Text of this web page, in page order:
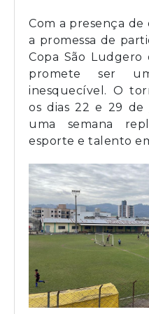
Com a presença
a promessa de
Copa São
promete ser
inesquecível. O
os dias 22 e 29
uma semana
esporte e talento